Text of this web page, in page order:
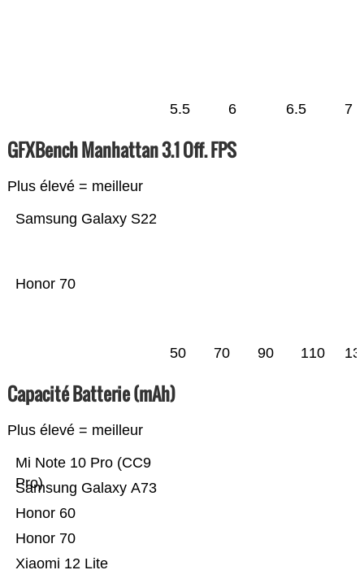
5.5 6 6.5 7
GFXBench Manhattan 3.1 Off. FPS
Plus élevé = meilleur
Honor 70
Samsung Galaxy S22
50 70 90 110
Capacité Batterie (mAh)
Plus élevé = meilleur
Xiaomi 12 Lite
Honor 70
Honor 60
Samsung Galaxy A73
Mi Note 10 Pro (CC9
Pro)